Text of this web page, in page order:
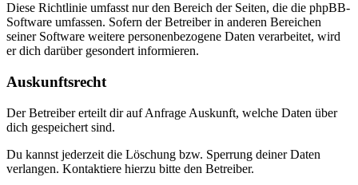
Diese Richtlinie umfasst nur den Bereich der Seiten, die die phpBB-
Software umfassen. Sofern der Betreiber in anderen Bereichen
seiner Software weitere personenbezogene Daten verarbeitet, wird
er dich darüber gesondert informieren.
Auskunftsrecht
Der Betreiber erteilt dir auf Anfrage Auskunft, welche Daten über
dich gespeichert sind.
Du kannst jederzeit die Löschung bzw. Sperrung deiner Daten
verlangen. Kontaktiere hierzu bitte den Betreiber.